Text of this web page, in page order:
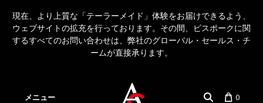
現在、より上質な「テーラーメイド」体験をお届けできるよう、
ウェブサイトの拡充を行っております。その間、ビスポークに関
するすべてのお問い合わせは、弊社のグローバル・セールス・チ
ームが直接承ります。
メニュー 0